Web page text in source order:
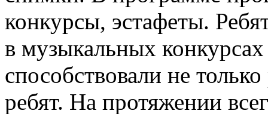
конкурсы, эстафеты.
в музыкальных
способствовали не
ребят. На протяжении